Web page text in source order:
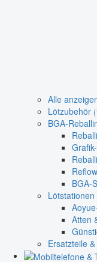
Alle
Lötzubehör
BGA-
BGA-
Lötstationen
Atten
Ersatzteile